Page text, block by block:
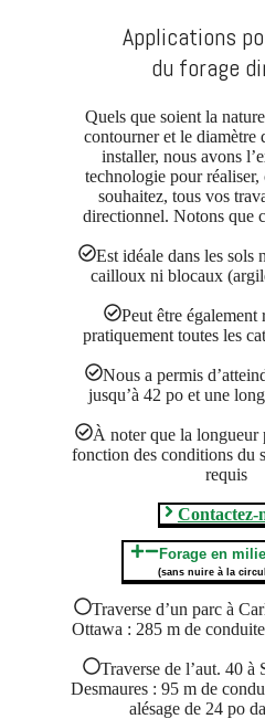
Applications
du forage
Quels que soient la
contourner et le diamètre
installer, nous avons
technologie pour
souhaitez, tous vos
directionnel. Notons que
Est idéale dans les sols
cailloux ni blocaux
Peut être également
pratiquement toutes les
Nous a permis
jusqu’à 42 po et une
À noter que la longueur
fonction des conditions du
requis
Contactez-
Forage en
(sans nuire à la
Traverse d’un parc à
Ottawa : 285 m de
Traverse de l’aut. 40 à
Desmaures : 95 m de
alésage de 24 po